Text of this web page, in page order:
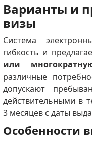
Варианты и
визы
Система
гибкость и
или
различные
допускают
действительными в
3 месяцев с даты
Особенности